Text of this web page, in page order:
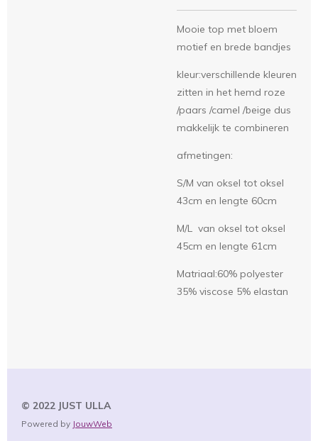
Mooie top met bloem
motief en brede bandjes
kleur:verschillende kleuren
zitten in het hemd roze
/paars /camel /beige dus
makkelijk te combineren
afmetingen:
S/M van oksel tot oksel
43cm en lengte 60cm
M/L van oksel tot oksel
45cm en lengte 61cm
Matriaal:60% polyester
35% viscose 5% elastan
© 2022 JUST ULLA
Powered by JouwWeb